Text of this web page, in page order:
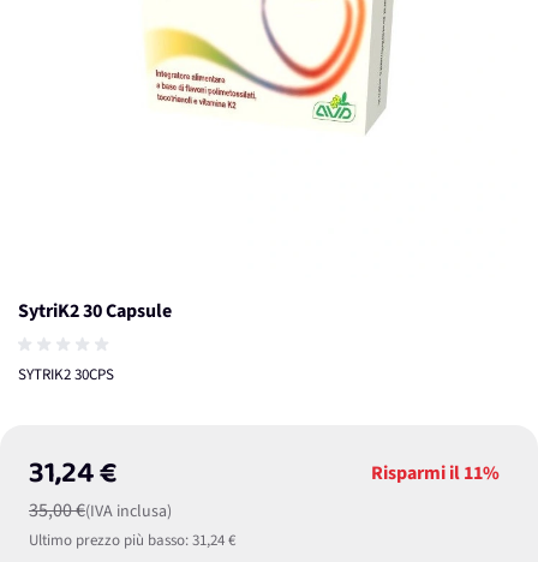
SytriK2 30 Capsule
SYTRIK2 30CPS
31,24 €
35,00 €(IVA inclusa)
Risparmi il11%
Ultimo prezzo più basso:31,24 €